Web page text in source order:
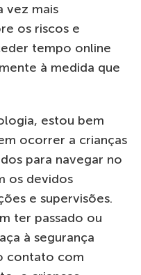
vez mais
os riscos e
tempo online
à medida que
estou bem
ocorrer a crianças
para navegar no
os devidos
e supervisões.
ter passado ou
à segurança
contato com